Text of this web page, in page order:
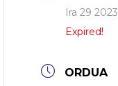
Ira 29 2023
Expired!
ORDUA